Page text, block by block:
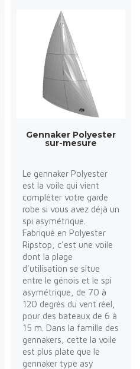
Gennaker Polyester
sur-mesure
Le gennaker Polyester
est la voile qui vient
compléter votre garde
robe si vous avez déjà un
spi asymétrique.
Fabriqué en Polyester
Ripstop, c'est une voile
dont la plage
d'utilisation se situe
entre le génois et le spi
asymétrique, de 70 à
120 degrés du vent réel,
pour des bateaux de 6 à
15 m. Dans la famille des
gennakers, cette la voile
est plus plate que le
gennaker type asy